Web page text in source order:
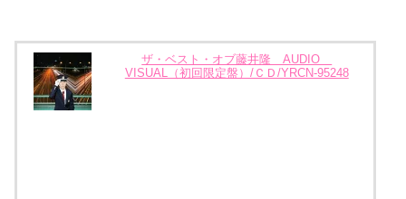
ザ・ベスト・オブ藤井隆 AUDIO
VISUAL（初回限定盤）/ＣＤ/YRCN-95248